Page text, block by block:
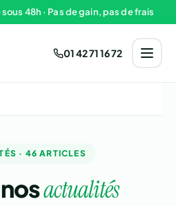
sous 48h · Pas de gain, pas de frais
01 42 71 16 72
· 46 ARTICLES
actualités